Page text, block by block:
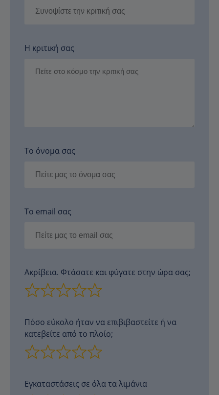
Η κριτική σας
Το όνομα σας
Το email σας
Ακρίβεια. Φτάσατε και φύγατε στην ώρα σας;
Πόσο εύκολο ήταν να επιβιβαστείτε ή να
κατεβείτε από το πλοίο;
Εγκαταστάσεις σε όλα τα λιμάνια